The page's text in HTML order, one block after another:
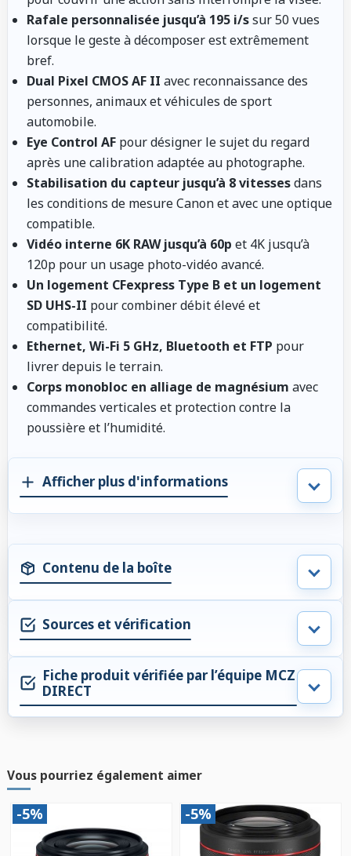
Rafale personnalisée jusqu’à 195 i/ssur 50 vues
lorsque le geste à décomposer est extrêmement
bref.
Dual Pixel CMOS AF II avec reconnaissance des
personnes, animaux et véhicules de sport
automobile.
Eye Control AF pour désigner le sujet du regard
après une calibration adaptée au photographe.
Stabilisation du capteur jusqu’à 8 vitessesdans
les conditions de mesure Canon et avec une optique
compatible.
Vidéo interne 6K RAW jusqu’à 60p et 4K jusqu’à
120p pour un usage photo-vidéo avancé.
Un logement CFexpress Type B et un logement
SD UHS-II pour combiner débit élevé et
compatibilité.
Ethernet, Wi-Fi 5 GHz, Bluetooth et FTP pour
livrer depuis le terrain.
Corps monobloc en alliage de magnésium avec
commandes verticales et protection contre la
poussière et l’humidité.
Afficher plus d'informations
Contenu de la boîte
Sources et vérification
Fiche produit vérifiée par l’équipe MCZ
DIRECT
Vous pourriez également aimer
-5% -5%